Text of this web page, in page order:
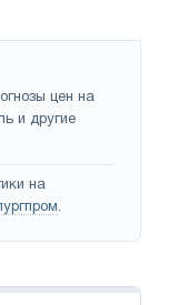
цен на
и другие
на
.